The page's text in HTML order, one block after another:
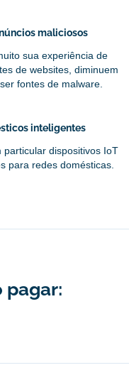
maliciosos
sua experiência de
de websites, diminuem
fontes de malware.
inteligentes
particular dispositivos IoT
para redes domésticas.
pagar: